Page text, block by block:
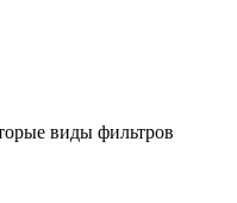
виды фильтров